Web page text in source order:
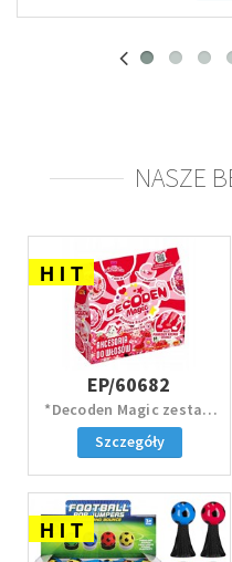
NASZE
H I T
EP/60682
*Decoden Magic zestaw
classic, 2 ass.
Szczegóły
H I T